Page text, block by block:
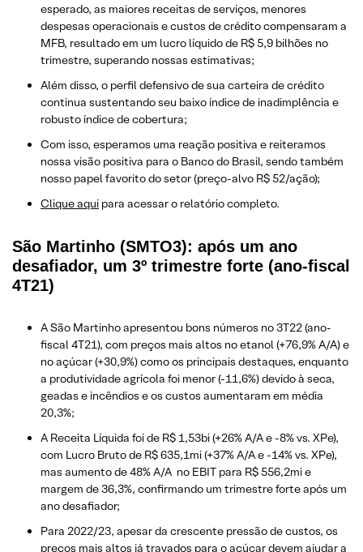
esperado, as maiores receitas de serviços, menores
despesas operacionais e custos de crédito compensaram a
MFB, resultado em um lucro líquido de R$ 5,9 bilhões no
trimestre, superando nossas estimativas;
Além disso, o perfil defensivo de sua carteira de crédito
continua sustentando seu baixo índice de inadimplência e
robusto índice de cobertura;
Com isso, esperamos uma reação positiva e reiteramos
nossa visão positiva para o Banco do Brasil, sendo também
nosso papel favorito do setor (preço-alvo R$ 52/ação);
Clique aqui para acessar o relatório completo.
São Martinho (SMTO3): após um ano
desafiador, um 3º trimestre forte (ano-fiscal
4T21)
A São Martinho apresentou bons números no 3T22 (ano-
fiscal 4T21), com preços mais altos no etanol (+76,9% A/A) e
no açúcar (+30,9%) como os principais destaques, enquanto
a produtividade agrícola foi menor (-11,6%) devido à seca,
geadas e incêndios e os custos aumentaram em média
20,3%;
A Receita Líquida foi de R$ 1,53bi (+26% A/A e -8% vs. XPe),
com Lucro Bruto de R$ 635,1mi (+37% A/A e -14% vs. XPe),
mas aumento de 48% A/A no EBIT para R$ 556,2mi e
margem de 36,3%, confirmando um trimestre forte após um
ano desafiador;
Para 2022/23, apesar da crescente pressão de custos, os
preços mais altos já travados para o açúcar devem ajudar a